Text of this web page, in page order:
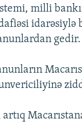
TELEFONUNUZDA
milli
idarəsiylə
gedir.